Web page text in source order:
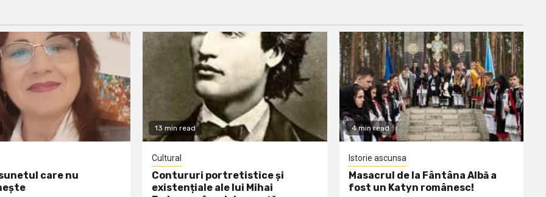
care nu
13 min read
Cultural
Contururi portretistice și
existențiale ale lui Mihai
4 min read
Istorie ascunsa
Masacrul de la Fântâna Albă a
fost un Katyn românesc!